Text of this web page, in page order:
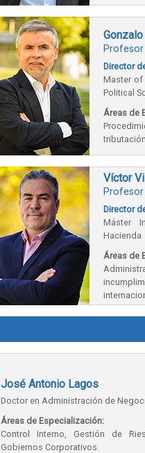
Director
Master of
Political
Áreas de
tributación.
Víctor
Director
Máster
España
Áreas de
José Antonio Lagos
Doctor en Administración de
Áreas de Especialización:
Control Interno, Gestión de
Gobiernos Corporativos.